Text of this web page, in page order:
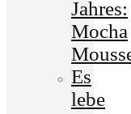
Jahres:
Mocha
Es
lebe